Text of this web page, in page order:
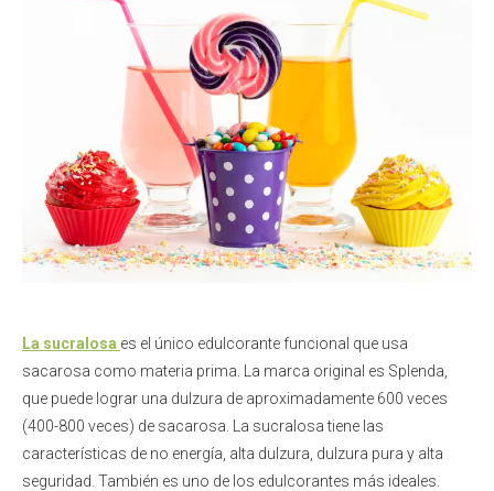
La sucralosa es el único edulcorante funcional que usa
sacarosa como materia prima. La marca original es Splenda,
que puede lograr una dulzura de aproximadamente 600 veces
(400-800 veces) de sacarosa. La sucralosa tiene las
características de no energía, alta dulzura, dulzura pura y alta
seguridad. También es uno de los edulcorantes más ideales.